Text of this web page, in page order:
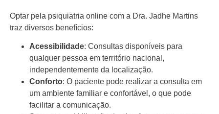
Optar pela psiquiatria online com a Dra. Jadhe Martins
traz diversos benefícios:
Acessibilidade: Consultas disponíveis para
qualquer pessoa em território nacional,
independentemente da localização.
Conforto: O paciente pode realizar a consulta em
um ambiente familiar e confortável, o que pode
facilitar a comunicação.